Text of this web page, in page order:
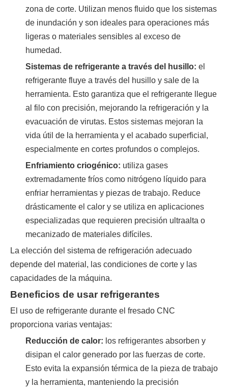
zona de corte. Utilizan menos fluido que los sistemas
de inundación y son ideales para operaciones más
ligeras o materiales sensibles al exceso de
humedad.
Sistemas de refrigerante a través del husillo: el
refrigerante fluye a través del husillo y sale de la
herramienta. Esto garantiza que el refrigerante llegue
al filo con precisión, mejorando la refrigeración y la
evacuación de virutas. Estos sistemas mejoran la
vida útil de la herramienta y el acabado superficial,
especialmente en cortes profundos o complejos.
Enfriamiento criogénico: utiliza gases
extremadamente fríos como nitrógeno líquido para
enfriar herramientas y piezas de trabajo. Reduce
drásticamente el calor y se utiliza en aplicaciones
especializadas que requieren precisión ultraalta o
mecanizado de materiales difíciles.
La elección del sistema de refrigeración adecuado
depende del material, las condiciones de corte y las
capacidades de la máquina.
Beneficios de usar refrigerantes
El uso de refrigerante durante el fresado CNC
proporciona varias ventajas:
Reducción de calor: los refrigerantes absorben y
disipan el calor generado por las fuerzas de corte.
Esto evita la expansión térmica de la pieza de trabajo
y la herramienta, manteniendo la precisión